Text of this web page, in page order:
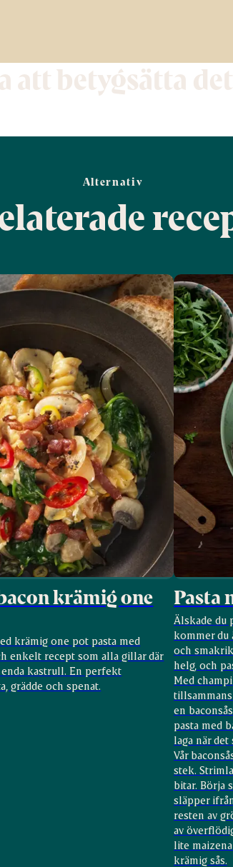
att betygsätta
Alternativ
krämig one
krämig one pot pasta med
enkelt recept som alla gillar där
enda kastrull. En perfekt
grädde och spenat.
Pasta
Älskade du
kommer du
och
helg, och
Med
en
pasta med
laga när
Vår
stek.
bitar. Börja
släpper
resten av
av
lite
krämig sås.